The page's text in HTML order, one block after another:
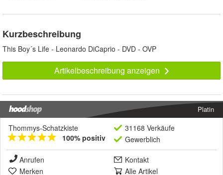
Kurzbeschreibung
This Boy´s Life - Leonardo DiCaprio - DVD - OVP
Artikelbeschreibung anzeigen
Platin
Thommys-Schatzkiste
100% positiv
31168 Verkäufe
Gewerblich
Anrufen
Kontakt
Merken
Alle Artikel